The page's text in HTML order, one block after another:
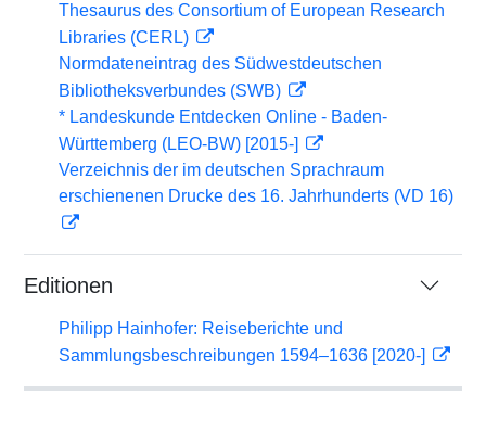
Thesaurus des Consortium of European Research
Libraries (CERL)
Normdateneintrag des Südwestdeutschen
Bibliotheksverbundes (SWB)
* Landeskunde Entdecken Online - Baden-
Württemberg (LEO-BW) [2015-]
Verzeichnis der im deutschen Sprachraum
erschienenen Drucke des 16. Jahrhunderts (VD 16)
Editionen
Philipp Hainhofer: Reiseberichte und
Sammlungsbeschreibungen 1594–1636 [2020-]